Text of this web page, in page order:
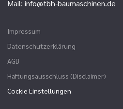
Mail: info@tbh-baumaschinen.de
Impressum
Datenschutzerklärung
AGB
Haftungsausschluss (Disclaimer)
Cockie Einstellungen